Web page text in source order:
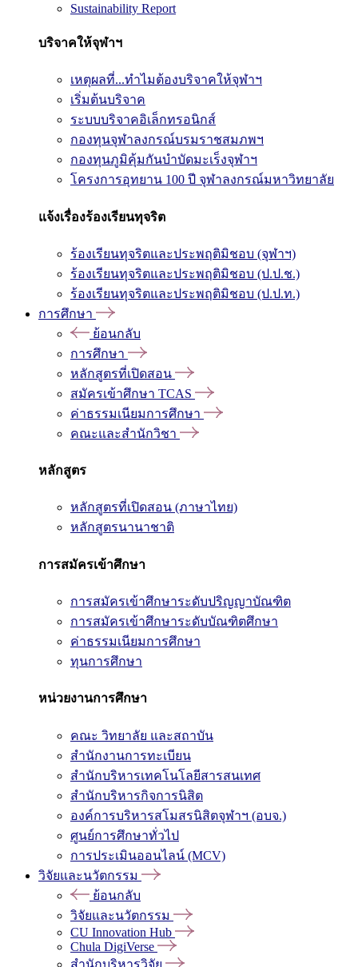
Sustainability Report
บริจาคให้จุฬาฯ
เหตุผลที่...ทำไมต้องบริจาคให้จุฬาฯ
เริ่มต้นบริจาค
ระบบบริจาคอิเล็กทรอนิกส์
กองทุนจุฬาลงกรณ์บรมราชสมภพฯ
กองทุนภูมิคุ้มกันบำบัดมะเร็งจุฬาฯ
โครงการอุทยาน 100 ปี จุฬาลงกรณ์มหาวิทยาลัย
แจ้งเรื่องร้องเรียนทุจริต
ร้องเรียนทุจริตและประพฤติมิชอบ (จุฬาฯ)
ร้องเรียนทุจริตและประพฤติมิชอบ (ป.ป.ช.)
ร้องเรียนทุจริตและประพฤติมิชอบ (ป.ป.ท.)
การศึกษา
ย้อนกลับ
การศึกษา
หลักสูตรที่เปิดสอน
สมัครเข้าศึกษา TCAS
ค่าธรรมเนียมการศึกษา
คณะและสำนักวิชา
หลักสูตร
หลักสูตรที่เปิดสอน (ภาษาไทย)
หลักสูตรนานาชาติ
การสมัครเข้าศึกษา
การสมัครเข้าศึกษาระดับปริญญาบัณฑิต
การสมัครเข้าศึกษาระดับบัณฑิตศึกษา
ค่าธรรมเนียมการศึกษา
ทุนการศึกษา
หน่วยงานการศึกษา
คณะ วิทยาลัย และสถาบัน
สำนักงานการทะเบียน
สำนักบริหารเทคโนโลยีสารสนเทศ
สำนักบริหารกิจการนิสิต
องค์การบริหารสโมสรนิสิตจุฬาฯ (อบจ.)
ศูนย์การศึกษาทั่วไป
การประเมินออนไลน์ (MCV)
วิจัยและนวัตกรรม
ย้อนกลับ
วิจัยและนวัตกรรม
CU Innovation Hub
Chula DigiVerse
สำนักบริหารวิจัย